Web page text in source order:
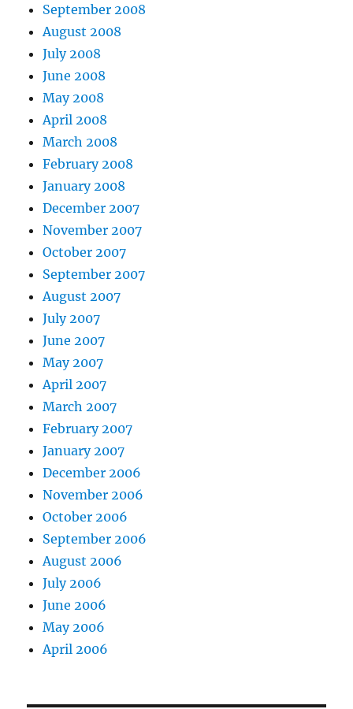
September 2008
August 2008
July 2008
June 2008
May 2008
April 2008
March 2008
February 2008
January 2008
December 2007
November 2007
October 2007
September 2007
August 2007
July 2007
June 2007
May 2007
April 2007
March 2007
February 2007
January 2007
December 2006
November 2006
October 2006
September 2006
August 2006
July 2006
June 2006
May 2006
April 2006